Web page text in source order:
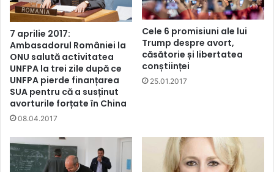
7 aprilie 2017:
Ambasadorul României la
ONU salută activitatea
UNFPA la trei zile după ce
UNFPA pierde finanțarea
SUA pentru că a susținut
avorturile forțate în China
08.04.2017
Cele 6 promisiuni ale lui
Trump despre avort,
căsătorie și libertatea
conștiinței
25.01.2017